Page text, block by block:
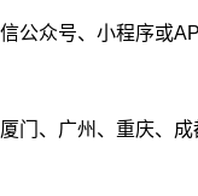
公众号、小程序或
门、广州、重庆、成